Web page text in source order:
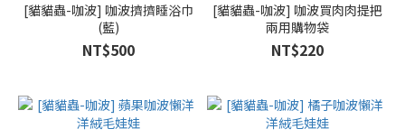
[貓貓蟲-咖波] 咖波擠擠睡浴巾
(藍)
NT$500
[貓貓蟲-咖波] 咖波買肉肉提把
兩用購物袋
NT$220